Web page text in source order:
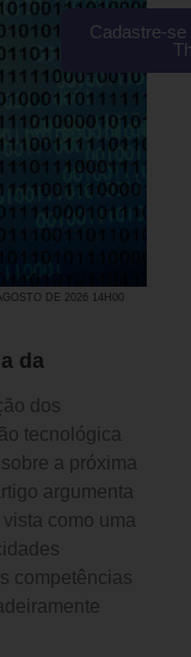
DE 2026 14H00
da
dos
tecnológica
a próxima
argumenta
como uma
competências
Cadastre-